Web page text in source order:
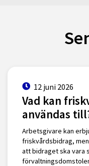
12 juni 2026
Vad kan
användas
Arbetsgivare kan
friskvårdsbidrag,
att bidraget ska vara